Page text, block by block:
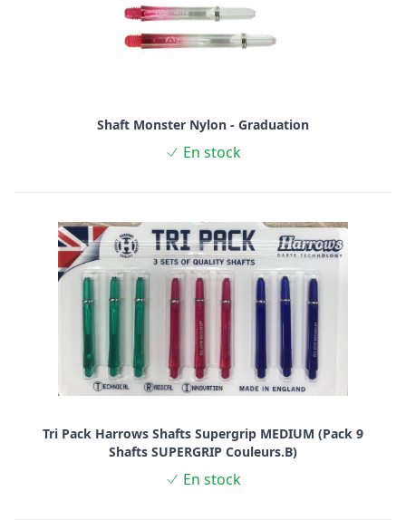
Shaft Monster Nylon - Graduation
En stock
Tri Pack Harrows Shafts Supergrip MEDIUM (Pack 9
Shafts SUPERGRIP Couleurs.B)
En stock